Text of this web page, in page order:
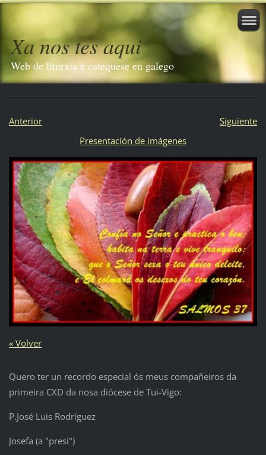
Xa nos tes aqui
Web de liturxia e catequese en galego
Anterior
Siguiente
Presentación de imágenes
« Volver
Quero ter un recordo especial ós meus compañeiros da
primeira CXD da nosa diócese de Tui-Vigo:
P.José Luis Rodríguez
Josefa (a "presi")